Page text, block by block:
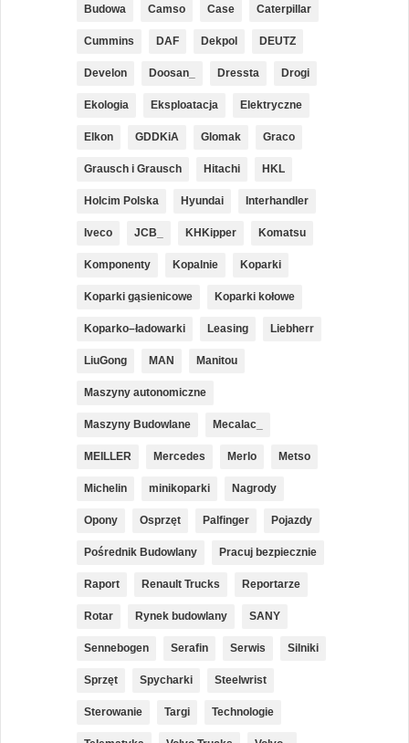
Budowa Camso Case Caterpillar
Cummins DAF Dekpol DEUTZ
Develon Doosan_ Dressta Drogi
Ekologia Eksploatacja Elektryczne
Elkon GDDKiA Glomak Graco
Grausch i Grausch Hitachi HKL
Holcim Polska Hyundai Interhandler
Iveco JCB_ KHKipper Komatsu
Komponenty Kopalnie Koparki
Koparki gąsienicowe Koparki kołowe
Koparko–ładowarki Leasing Liebherr
LiuGong MAN Manitou
Maszyny autonomiczne
Maszyny Budowlane Mecalac_
MEILLER Mercedes Merlo Metso
Michelin minikoparki Nagrody
Opony Osprzęt Palfinger Pojazdy
Pośrednik Budowlany Pracuj bezpiecznie
Raport Renault Trucks Reportarze
Rotar Rynek budowlany SANY
Sennebogen Serafin Serwis Silniki
Sprzęt Spycharki Steelwrist
Sterowanie Targi Technologie